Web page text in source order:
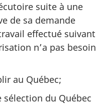
suite à une
de sa demande
effectué suivant
n’a pas besoin
au Québec;
du Québec